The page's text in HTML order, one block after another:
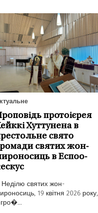
протоієрея
Хуттунена в
свято
святих жон-
в Еспоо-
святих жон-
19 квітня 2026 року,